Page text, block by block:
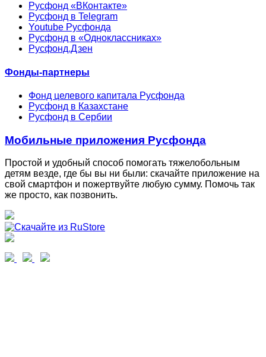
Русфонд «ВКонтакте»
Русфонд в Telegram
Youtube Русфонда
Русфонд в «Одноклассниках»
Русфонд.Дзен
Фонды-партнеры
Фонд целевого капитала Русфонда
Русфонд в Казахстане
Русфонд в Сербии
Мобильные приложения Русфонда
Простой и удобный способ помогать тяжелобольным
детям везде, где бы вы ни были: скачайте приложение на
свой смартфон и пожертвуйте любую сумму. Помочь так
же просто, как позвонить.